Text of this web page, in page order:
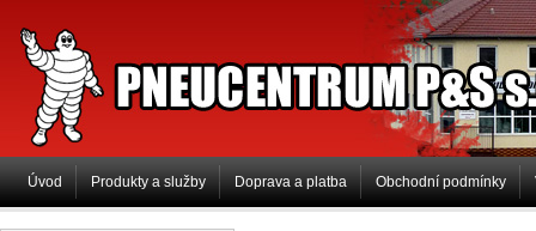
PNEUCENTRUM P&S
Úvod Produkty a služby Doprava a platba Obchodní podmínky